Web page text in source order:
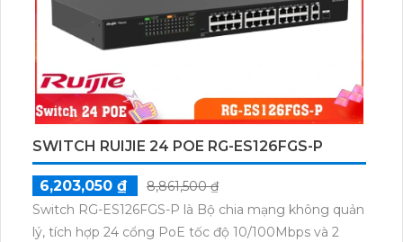
SWITCH RUIJIE 24 POE RG-ES126FGS-P
6,203,050 ₫
8,861,500 ₫
Switch RG-ES126FGS-P là Bộ chia mạng không quản
lý, tích hợp 24 cổng PoE tốc độ 10/100Mbps và 2